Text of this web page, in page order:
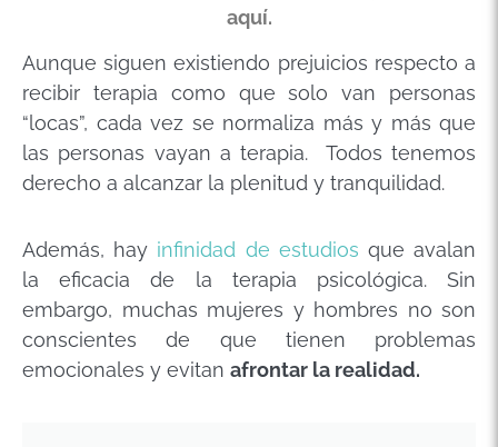
aquí.
Aunque siguen existiendo prejuicios respecto a
recibir terapia como que solo van personas
“locas”, cada vez se normaliza más y más que
las personas vayan a terapia. Todos tenemos
derecho a alcanzar la plenitud y tranquilidad.
Además, hay infinidad de estudios que avalan
la eficacia de la terapia psicológica. Sin
embargo, muchas mujeres y hombres no son
conscientes de que tienen problemas
emocionales y evitan afrontar la realidad.